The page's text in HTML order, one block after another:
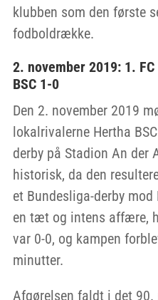
klubben som den første
fodboldrække.
2. november 2019: 1.
BSC 1-0
Den 2. november 2019
lokalrivalerne Hertha
derby på Stadion An der
historisk, da den
et Bundesliga-derby
en tæt og intens affære,
var 0-0, og kampen
minutter.
Afgørelsen faldt i det